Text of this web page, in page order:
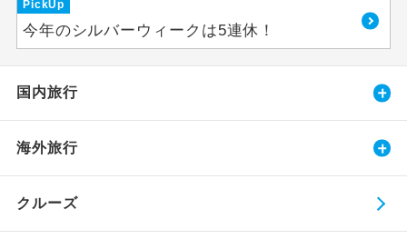
PickUp
今年のシルバーウィークは5連休！
国内旅行
海外旅行
クルーズ